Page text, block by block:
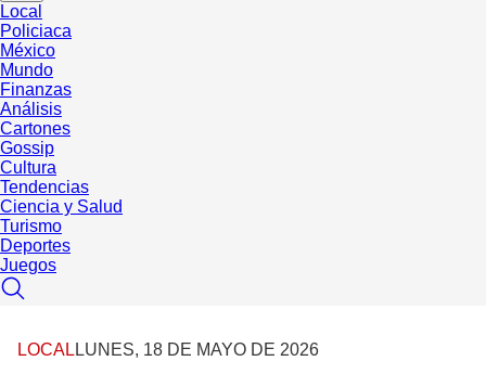
Local
Policiaca
México
Mundo
Finanzas
Análisis
Cartones
Gossip
Cultura
Tendencias
Ciencia y Salud
Turismo
Deportes
Juegos
LOCAL LUNES, 18 DE MAYO DE 2026